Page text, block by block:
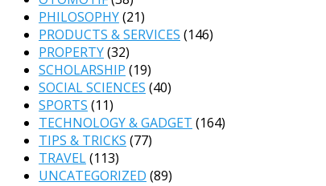
PHILOSOPHY(21)
PRODUCTS & SERVICES (146)
PROPERTY(32)
SCHOLARSHIP (19)
SOCIAL SCIENCES (40)
SPORTS (11)
TECHNOLOGY & GADGET (164)
TIPS & TRICKS (77)
TRAVEL(113)
UNCATEGORIZED (89)